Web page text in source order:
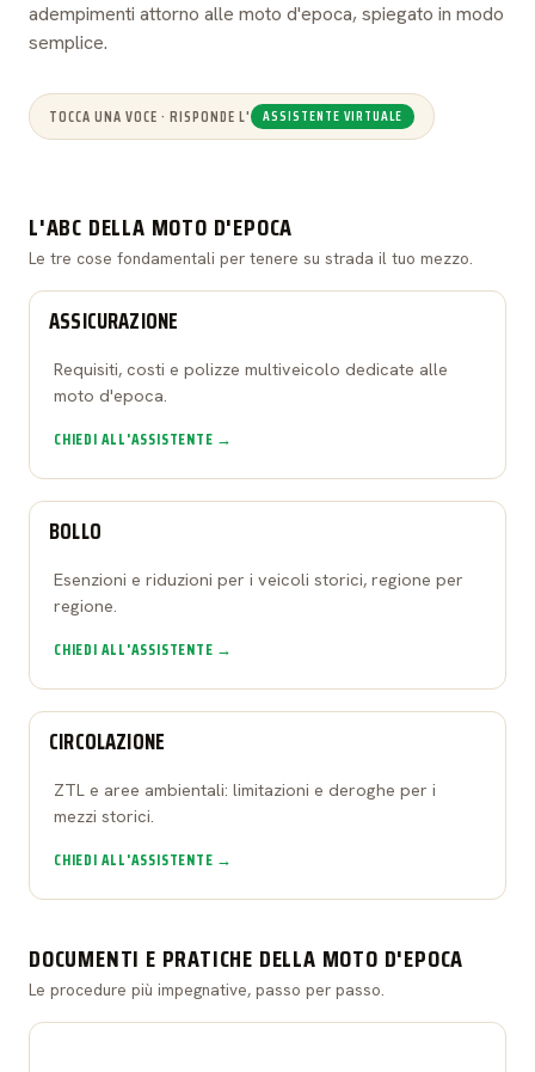
adempimenti attorno alle moto d'epoca, spiegato in modo
semplice.
TOCCA UNA VOCE · RISPONDE L' ASSISTENTE VIRTUALE
L'ABC DELLA MOTO D'EPOCA
Le tre cose fondamentali per tenere su strada il tuo mezzo.
ASSICURAZIONE
Requisiti, costi e polizze multiveicolo dedicate alle
moto d'epoca.
CHIEDI ALL'ASSISTENTE →
BOLLO
Esenzioni e riduzioni per i veicoli storici, regione per
regione.
CHIEDI ALL'ASSISTENTE →
CIRCOLAZIONE
ZTL e aree ambientali: limitazioni e deroghe per i
mezzi storici.
CHIEDI ALL'ASSISTENTE →
DOCUMENTI E PRATICHE DELLA MOTO D'EPOCA
Le procedure più impegnative, passo per passo.